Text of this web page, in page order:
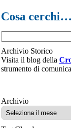
Cosa
Archivio Storico
Visita il blog della
strumento di
ArchivioArchivio